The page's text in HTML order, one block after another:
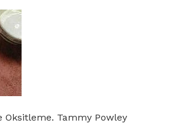
Oksitleme. Tammy Powley